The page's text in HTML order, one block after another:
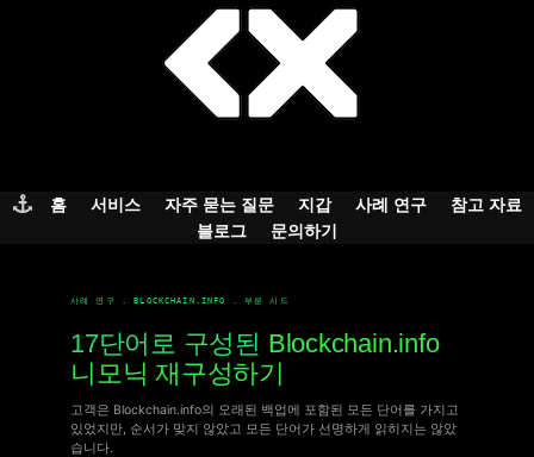
홈 서비스 자주 묻는 질문 지갑 사례 연구
참고 자료
블로그
문의하기
사례 연구 . BLOCKCHAIN.INFO . 부분 시드
17단어로 구성된 Blockchain.info
니모닉 재구성하기
고객은 Blockchain.info의 오래된 백업에 포함된 모든 단어를 가지고
있었지만, 순서가 맞지 않았고 모든 단어가 선명하게 읽히지는 않았
습니다.